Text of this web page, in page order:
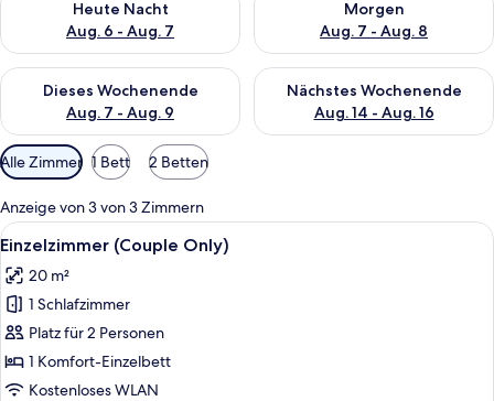
Heute Nacht
Aug. 6 - Aug. 7
Morgen
Aug. 7 - Aug. 8
Dieses Wochenende
Aug. 7 - Aug. 9
Überprüfe die Verfügbarkeit für dieses Wochenende, Aug. 7
Nächstes Wochenende
Aug. 14 - Aug. 16
Überprüfe die Verfügbarkeit
Verfügbare
Filter
für
Zimmer
Alle Zimmer 1 Bett 2 Betten
Anzeige von 3 von 3 Zimmern
Alle
Fotos
für
Einzelzimmer
(Couple
Only)
anzeigen
Ein Schlafzimmer mit einem
8
Einzelzimmer (Couple Only)
20 m²
1 Schlafzimmer
Platz für 2 Personen
1 Komfort-Einzelbett
Kostenloses WLAN